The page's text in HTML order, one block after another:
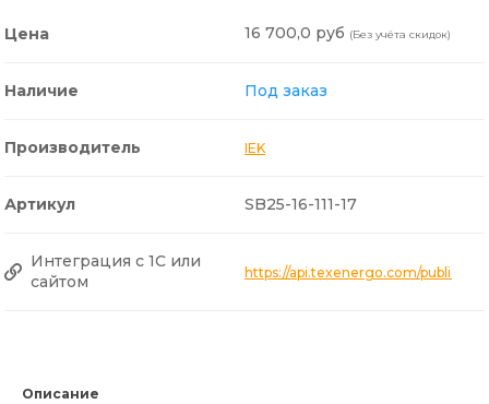
Цена 16 700,0 руб (Без учёта скидок)
Наличие Под заказ
Производитель IEK
Артикул SB25-16-111-17
Интеграция с 1С или
сайтом
https://api.texenergo.com/public/
Описание